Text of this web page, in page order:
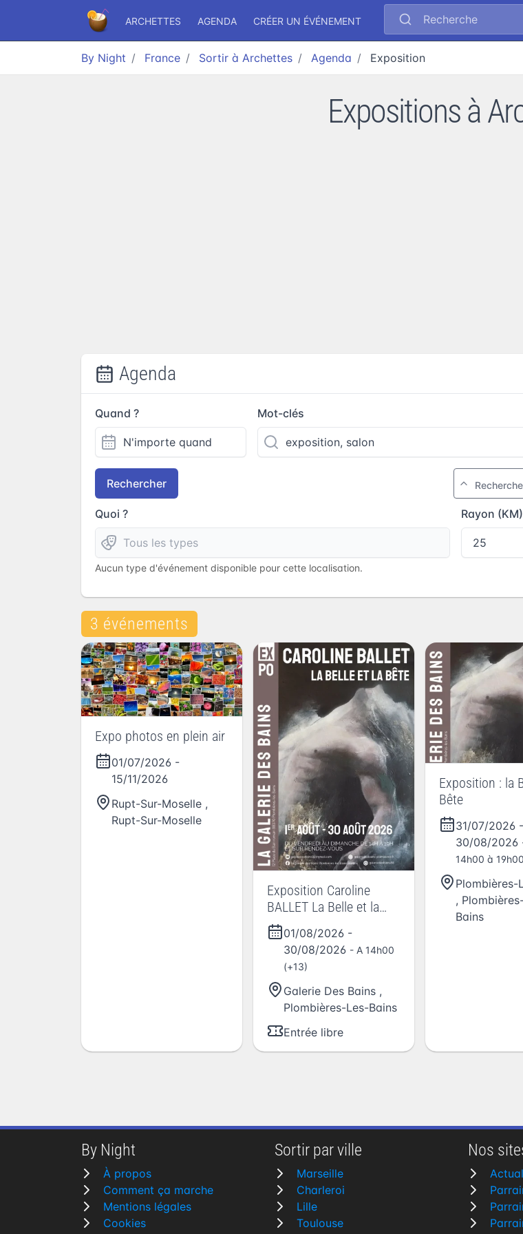
ARCHETTES AGENDA CRÉER UN ÉVÉNEMENT Recherche
By Night France Sortir à Archettes Agenda Exposition
Expositions à
Agenda
Quand ? Mot-clés
Rechercher
Quoi ?
Aucun type d'événement disponible pour cette localisation.
Rayon (KM)
3 événements
Expo photos en plein air
01/07/2026 -
15/11/2026
Rupt-Sur-Moselle ,
Rupt-Sur-Moselle
Exposition Caroline
BALLET La Belle et la
Bête
01/08/2026 -
30/08/2026 - A 14h00
(+13)
Galerie Des Bains ,
Plombières-Les-Bains
Entrée libre
Exposition : la
Bête
31/07/2026 -
30/08/2026
14h00 à
Plombières-
,
Bains
By Night
À propos
Comment ça marche
Mentions légales
Cookies
Sortir par ville
Marseille
Charleroi
Lille
Toulouse
Nos